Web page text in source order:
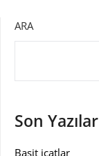
ARA
Son Yazılar
Basit icatlar